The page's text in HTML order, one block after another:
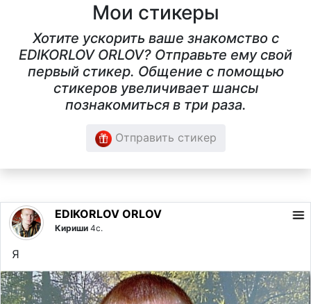
Мои стикеры
Хотите ускорить ваше знакомство с
EDIKORLOV ORLOV? Отправьте ему свой
первый стикер. Общение с помощью
стикеров увеличивает шансы
познакомиться в три раза.
Отправить стикер
EDIKORLOV ORLOV
Кириши 4с.
Я